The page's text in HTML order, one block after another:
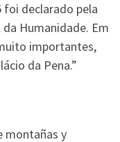
foi declarado pela
Humanidade. Em
importantes,
da Pena.”
montañas y